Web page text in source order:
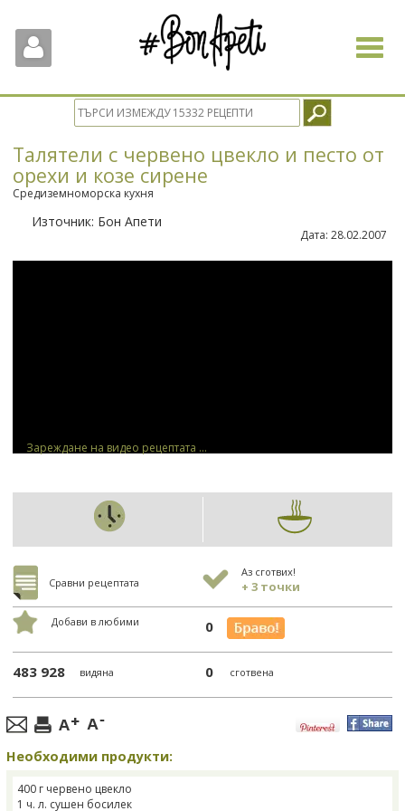
Toggle
Талятели с червено цвекло и песто от
орехи и козе сирене
Средиземноморска кухня
Източник: Бон Апети
Дата: 28.02.2007
Зареждане на видео рецептата ...
Сравни рецептата
Аз сготвих!
+ 3 точки
Добави в любими 0
483 928 видяна 0 сготвена
Необходими продукти:
400 г червено цвекло
1 ч. л. сушен босилек